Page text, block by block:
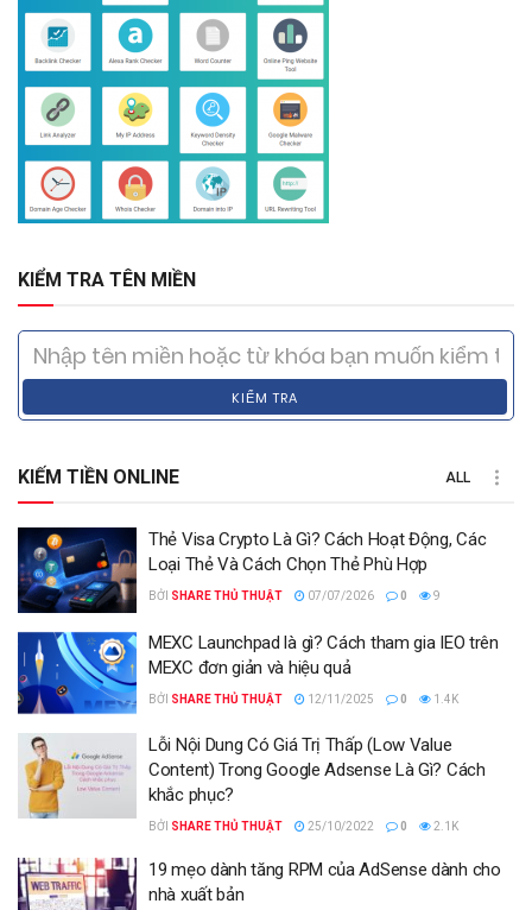
KIỂM TRA TÊN MIỀN
KIỂM TRA
KIẾM TIỀN ONLINE ALL
Thẻ Visa Crypto Là Gì? Cách Hoạt Động, Các
Loại Thẻ Và Cách Chọn Thẻ Phù Hợp
BỞI SHARE THỦ THUẬT 07/07/2026 0 9
MEXC Launchpad là gì? Cách tham gia IEO trên
MEXC đơn giản và hiệu quả
BỞI SHARE THỦ THUẬT 12/11/2025 0 1.4K
Lỗi Nội Dung Có Giá Trị Thấp (Low Value
Content) Trong Google Adsense Là Gì? Cách
khắc phục?
BỞI SHARE THỦ THUẬT 25/10/2022 0 2.1K
19 mẹo dành tăng RPM của AdSense dành cho
nhà xuất bản